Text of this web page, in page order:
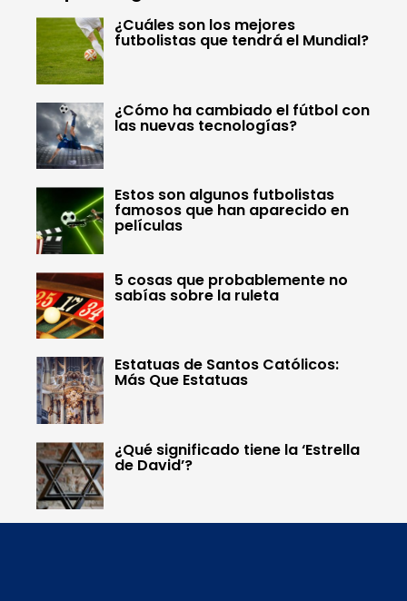
¿Cuáles son los mejores
futbolistas que tendrá el Mundial?
¿Cómo ha cambiado el fútbol con
las nuevas tecnologías?
Estos son algunos futbolistas
famosos que han aparecido en
películas
5 cosas que probablemente no
sabías sobre la ruleta
Estatuas de Santos Católicos:
Más Que Estatuas
¿Qué significado tiene la ‘Estrella
de David’?